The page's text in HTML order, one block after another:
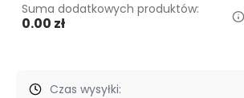
Suma dodatkowych produktów:
0.00 zł
Czas wysyłki: